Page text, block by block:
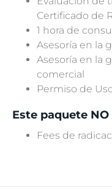
Certificado de
1 hora de
Asesoría en la
Asesoría en la
comercial
Permiso de
Este paquete
Fees de